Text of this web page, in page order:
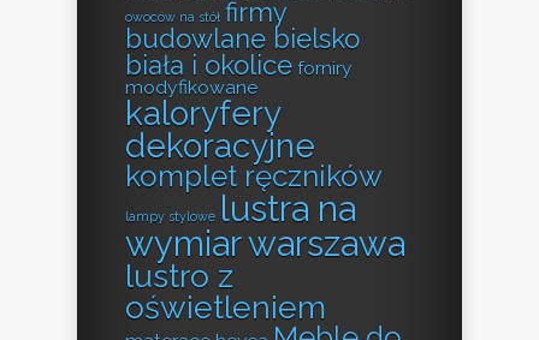
owoców na stół firmy
budowlane bielsko
biała i okolice forniry
modyfikowane
kaloryfery
dekoracyjne
komplet ręczników
lampy stylowe lustra na
wymiar warszawa
lustro z
oświetleniem